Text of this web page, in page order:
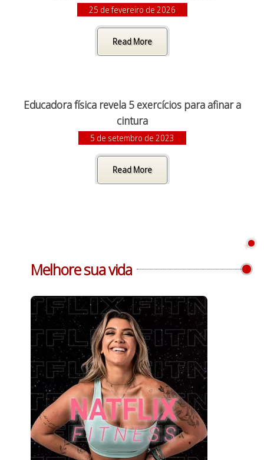
25 de fevereiro de 2026
Read More
Educadora física revela 5 exercícios para afinar a
cintura
5 de setembro de 2023
Read More
Melhore sua vida